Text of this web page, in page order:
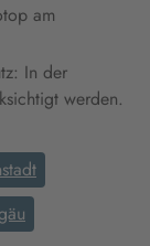
am
In der
werden.